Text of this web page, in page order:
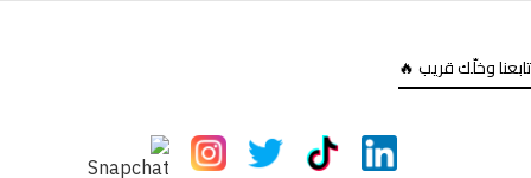
تابعنا وخلّك قريب 🔥